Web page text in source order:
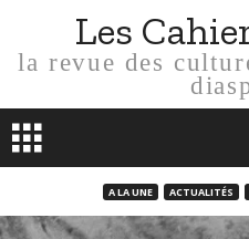
Les
la revue des
A LA UNE ACTUALITÉS